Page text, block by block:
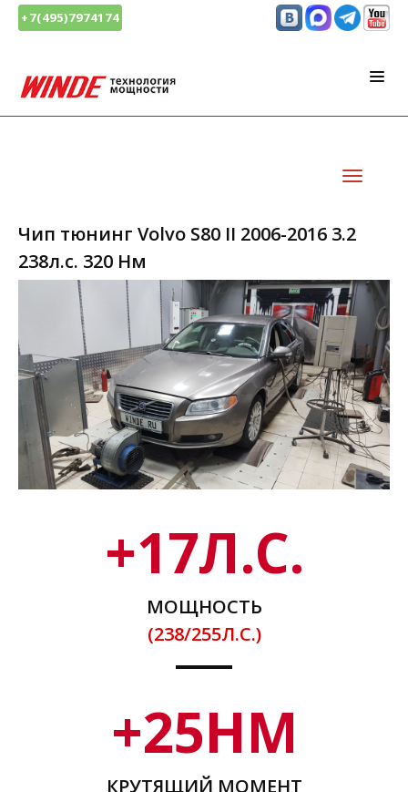
+7(495)7974174
Чип тюнинг Volvo S80 II 2006-2016 3.2
238л.с. 320 Нм
+17Л.С.
МОЩНОСТЬ
(238/255Л.С.)
+25НМ
КРУТЯЩИЙ МОМЕНТ